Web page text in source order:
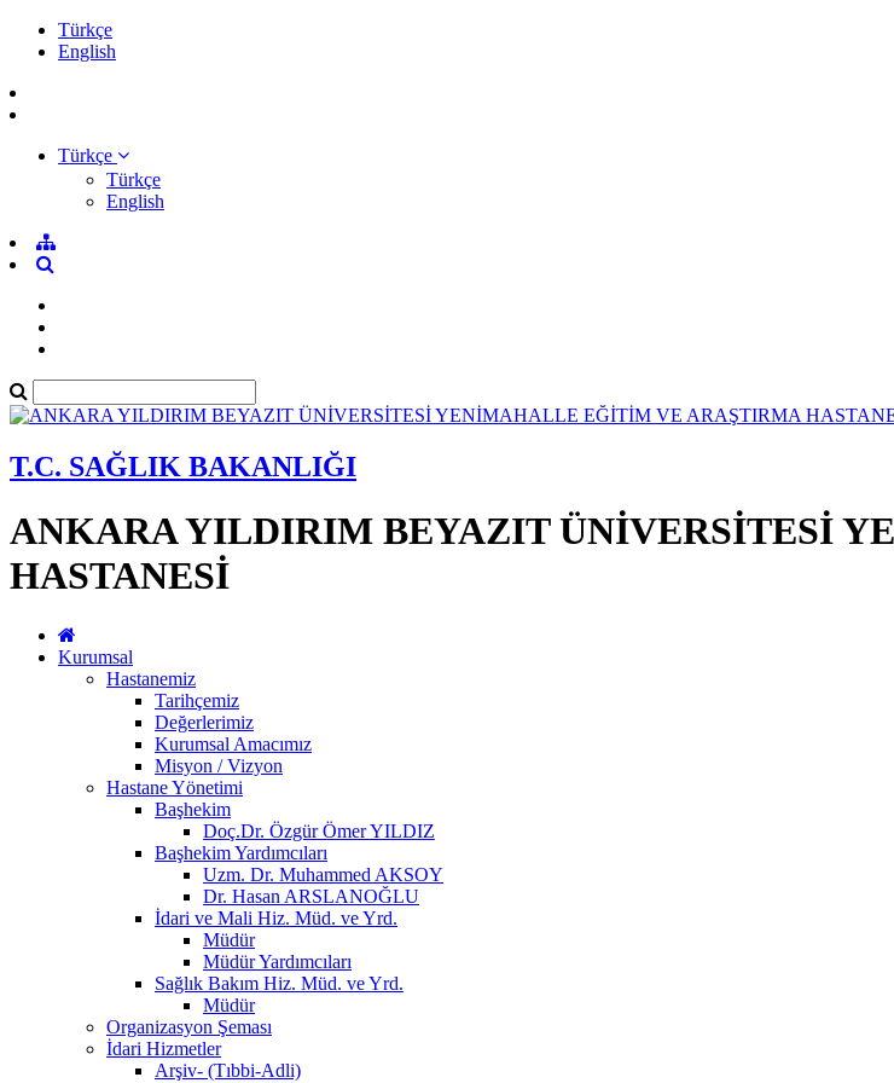
Türkçe
English
Türkçe
Türkçe
English
T.C. SAĞLIK BAKANLIĞI
ANKARA YILDIRIM BEYAZIT ÜNİVERSİTESİ
HASTANESİ
Kurumsal
Hastanemiz
Tarihçemiz
Değerlerimiz
Kurumsal Amacımız
Misyon / Vizyon
Hastane Yönetimi
Başhekim
Doç.Dr. Özgür Ömer YILDIZ
Başhekim Yardımcıları
Uzm. Dr. Muhammed AKSOY
Dr. Hasan ARSLANOĞLU
İdari ve Mali Hiz. Müd. ve Yrd.
Müdür
Müdür Yardımcıları
Sağlık Bakım Hiz. Müd. ve Yrd.
Müdür
Organizasyon Şeması
İdari Hizmetler
Arşiv- (Tıbbi-Adli)